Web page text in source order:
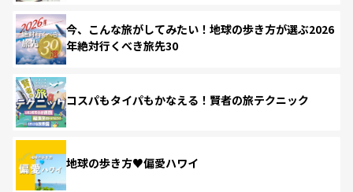
今、こんな旅がしてみたい！地球の歩き方が選ぶ2026
年絶対行くべき旅先30
コスパもタイパもかなえる！賢者の旅テクニック
地球の歩き方♥偏愛ハワイ